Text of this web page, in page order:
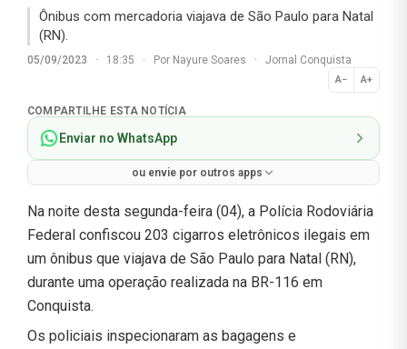
Ônibus com mercadoria viajava de São Paulo para Natal
(RN).
05/09/2023 · 18:35 · Por Nayure Soares · Jornal Conquista
A− A+
Normal
COMPARTILHE ESTA NOTÍCIA
Enviar no WhatsApp
ou envie por outros apps
Na noite desta segunda-feira (04), a Polícia Rodoviária
Federal confiscou 203 cigarros eletrônicos ilegais em
um ônibus que viajava de São Paulo para Natal (RN),
durante uma operação realizada na BR-116 em
Conquista.
Os policiais inspecionaram as bagagens e